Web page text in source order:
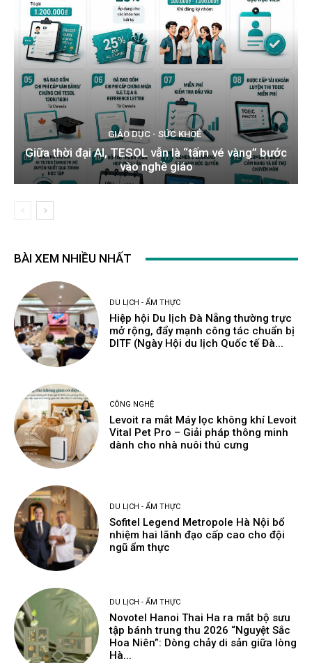
GIÁO DỤC - SỨC KHOẺ
Giữa thời đại AI, TESOL vẫn là “tấm vé vàng” bước
vào nghề giáo
BÀI XEM NHIỀU NHẤT
DU LỊCH - ẨM THỰC
Hiệp hội Du lịch Đà Nẵng thường trực
mở rộng, đẩy mạnh công tác chuẩn bị
DITF (Ngày Hội du lịch Quốc tế Đà...
CÔNG NGHỆ
Levoit ra mắt Máy lọc không khí Levoit
Vital Pet Pro – Giải pháp thông minh
dành cho nhà nuôi thú cưng
DU LỊCH - ẨM THỰC
Sofitel Legend Metropole Hà Nội bổ
nhiệm hai lãnh đạo cấp cao cho đội
ngũ ẩm thực
DU LỊCH - ẨM THỰC
Novotel Hanoi Thai Ha ra mắt bộ sưu
tập bánh trung thu 2026 “Nguyệt Sắc
Hoa Niên”: Dòng chảy di sản giữa lòng
Hà...